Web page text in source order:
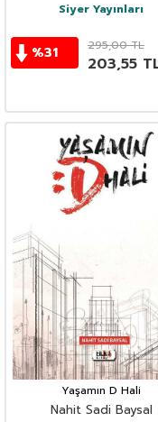
Siyer Yayınları
%31 295,00TL
203,55
Yaşamın D Hali
Nahit Sadi Baysal